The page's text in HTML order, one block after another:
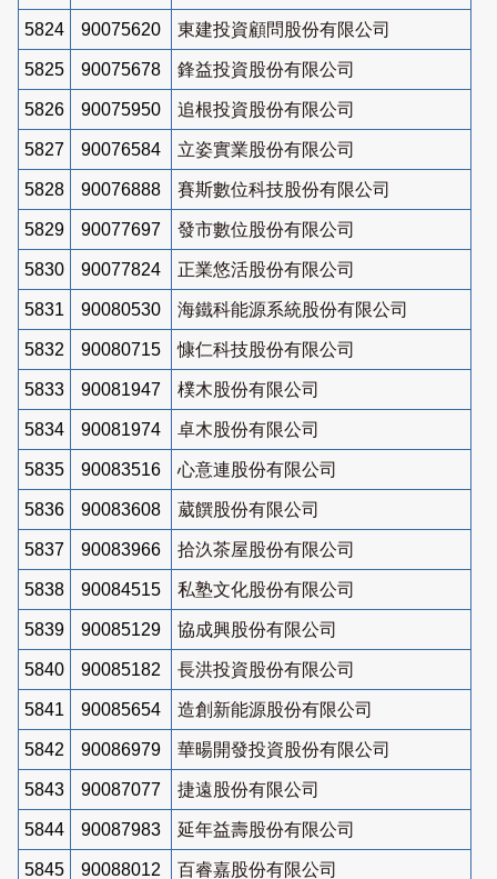
5824 90075620 東建投資顧問股份有限公司
5825 90075678 鋒益投資股份有限公司
5826 90075950 追根投資股份有限公司
5827 90076584 立姿實業股份有限公司
5828 90076888 賽斯數位科技股份有限公司
5829 90077697 發市數位股份有限公司
5830 90077824 正業悠活股份有限公司
5831 90080530 海鐵科能源系統股份有限公司
5832 90080715 慷仁科技股份有限公司
5833 90081947 樸木股份有限公司
5834 90081974 卓木股份有限公司
5835 90083516 心意連股份有限公司
5836 90083608 葳饌股份有限公司
5837 90083966 拾汣茶屋股份有限公司
5838 90084515 私塾文化股份有限公司
5839 90085129 協成興股份有限公司
5840 90085182 長洪投資股份有限公司
5841 90085654 造創新能源股份有限公司
5842 90086979 華暘開發投資股份有限公司
5843 90087077 捷遠股份有限公司
5844 90087983 延年益壽股份有限公司
5845 90088012 百睿嘉股份有限公司